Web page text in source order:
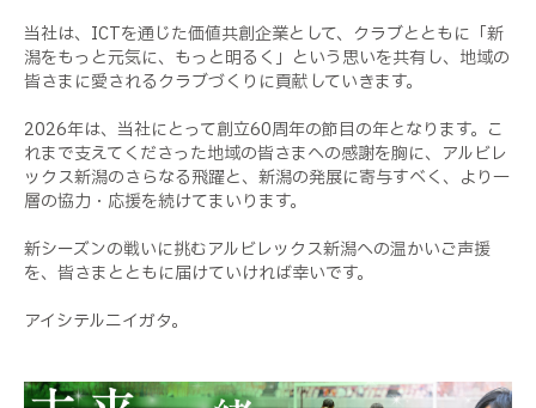
当社は、ICTを通じた価値共創企業として、クラブとともに「新
潟をもっと元気に、もっと明るく」という思いを共有し、地域の
皆さまに愛されるクラブづくりに貢献していきます。
2026年は、当社にとって創立60周年の節目の年となります。こ
れまで支えてくださった地域の皆さまへの感謝を胸に、アルビレ
ックス新潟のさらなる飛躍と、新潟の発展に寄与すべく、より一
層の協力・応援を続けてまいります。
新シーズンの戦いに挑むアルビレックス新潟への温かいご声援
を、皆さまとともに届けていければ幸いです。
アイシテルニイガタ。